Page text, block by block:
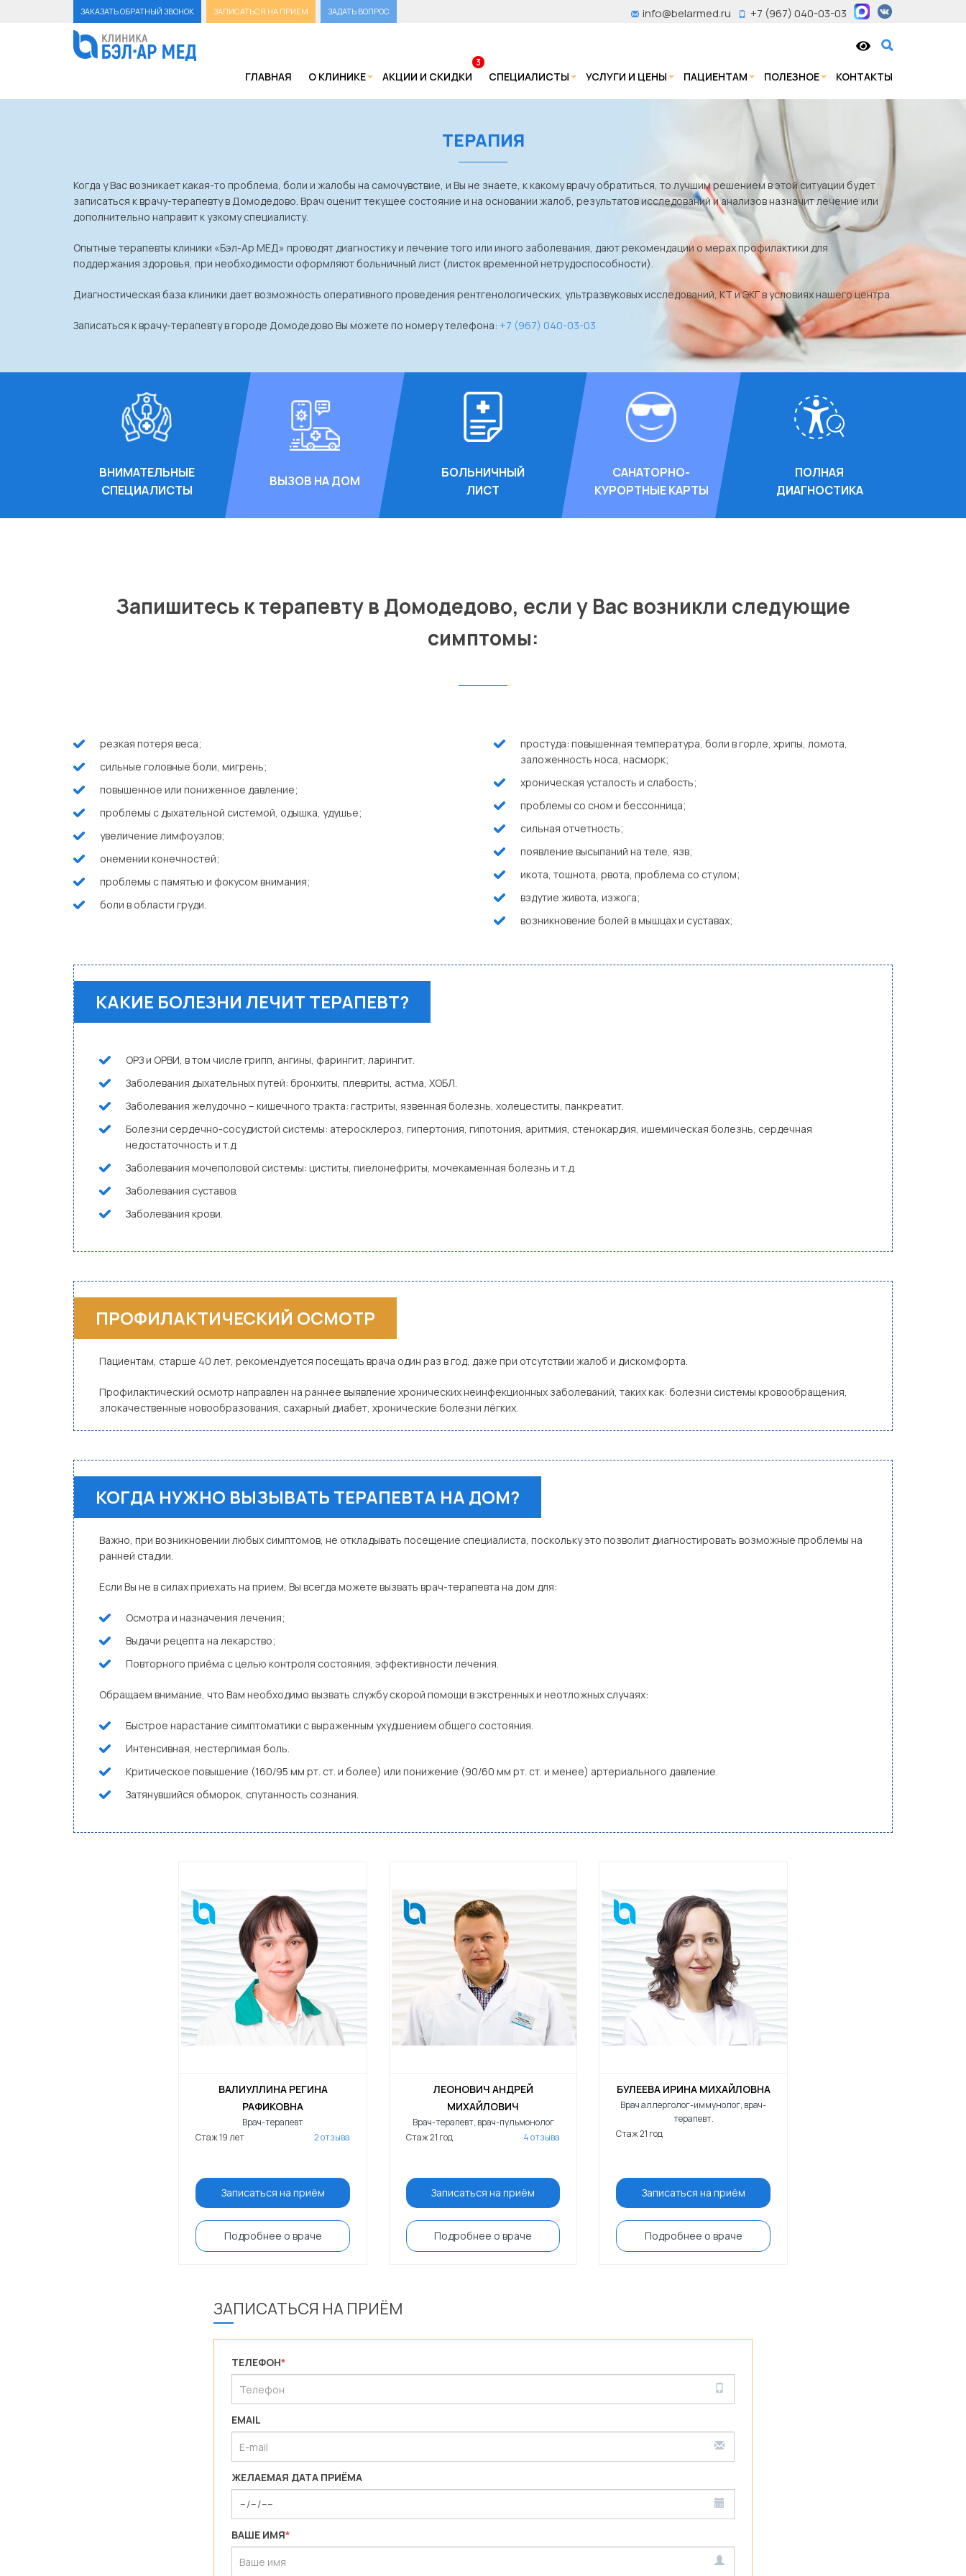
ЗАКАЗАТЬ ОБРАТНЫЙ ЗВОНОК ЗАПИСАТЬСЯ НА ПРИЕМ ЗАДАТЬ ВОПРОС +7 (967) 040-03-03
info@belarmed.ru
ГЛАВНАЯ О КЛИНИКЕ АКЦИИ И СКИДКИ
3
СПЕЦИАЛИСТЫ УСЛУГИ И ЦЕНЫ ПАЦИЕНТАМ ПОЛЕЗНОЕ КОНТАКТЫ
ТЕРАПИЯ
Когда у Вас возникает какая-то проблема, боли и жалобы на самочувствие, и Вы не знаете, к какому врачу обратиться, то лучшим решением в этой ситуации будет
записаться к врачу-терапевту в Домодедово. Врач оценит текущее состояние и на основании жалоб, результатов исследований и анализов назначит лечение или
дополнительно направит к узкому специалисту.
Опытные терапевты клиники «Бэл-Ар МЕД» проводят диагностику и лечение того или иного заболевания, дают рекомендации о мерах профилактики для
поддержания здоровья, при необходимости оформляют больничный лист (листок временной нетрудоспособности).
Диагностическая база клиники дает возможность оперативного проведения рентгенологических, ультразвуковых исследований, КТ и ЭКГ в условиях нашего центра.
Записаться к врачу-терапевту в городе Домодедово Вы можете по номеру телефона: +7 (967) 040-03-03
ВНИМАТЕЛЬНЫЕ
СПЕЦИАЛИСТЫ
ВЫЗОВ НА ДОМ
БОЛЬНИЧНЫЙ
ЛИСТ
САНАТОРНО-
КУРОРТНЫЕ КАРТЫ
ПОЛНАЯ
ДИАГНОСТИКА
Запишитесь к терапевту в Домодедово, если у Вас возникли следующие
симптомы:
резкая потеря веса;
сильные головные боли, мигрень;
повышенное или пониженное давление;
проблемы с дыхательной системой, одышка, удушье;
увеличение лимфоузлов;
онемении конечностей;
проблемы с памятью и фокусом внимания;
боли в области груди.
простуда: повышенная температура, боли в горле, хрипы, ломота,
заложенность носа, насморк;
хроническая усталость и слабость;
проблемы со сном и бессонница;
сильная отчетность;
появление высыпаний на теле, язв;
икота, тошнота, рвота, проблема со стулом;
вздутие живота, изжога;
возникновение болей в мышцах и суставах;
КАКИЕ БОЛЕЗНИ ЛЕЧИТ ТЕРАПЕВТ?
ОРЗ и ОРВИ, в том числе грипп, ангины, фарингит, ларингит.
Заболевания дыхательных путей: бронхиты, плевриты, астма, ХОБЛ.
Заболевания желудочно – кишечного тракта: гастриты, язвенная болезнь, холецеститы, панкреатит.
Болезни сердечно-сосудистой системы: атеросклероз, гипертония, гипотония, аритмия, стенокардия, ишемическая болезнь, сердечная
недостаточность и т.д.
Заболевания мочеполовой системы: циститы, пиелонефриты, мочекаменная болезнь и т.д.
Заболевания суставов.
Заболевания крови.
ПРОФИЛАКТИЧЕСКИЙ ОСМОТР
Пациентам, старше 40 лет, рекомендуется посещать врача один раз в год, даже при отсутствии жалоб и дискомфорта.
Профилактический осмотр направлен на раннее выявление хронических неинфекционных заболеваний, таких как: болезни системы кровообращения,
злокачественные новообразования, сахарный диабет, хронические болезни лёгких.
КОГДА НУЖНО ВЫЗЫВАТЬ ТЕРАПЕВТА НА ДОМ?
Важно, при возникновении любых симптомов, не откладывать посещение специалиста, поскольку это позволит диагностировать возможные проблемы на
ранней стадии.
Если Вы не в силах приехать на прием, Вы всегда можете вызвать врач-терапевта на дом для:
Осмотра и назначения лечения;
Выдачи рецепта на лекарство;
Повторного приёма с целью контроля состояния, эффективности лечения.
Обращаем внимание, что Вам необходимо вызвать службу скорой помощи в экстренных и неотложных случаях:
Быстрое нарастание симптоматики с выраженным ухудшением общего состояния.
Интенсивная, нестерпимая боль.
Критическое повышение (160/95 мм рт. ст. и более) или понижение (90/60 мм рт. ст. и менее) артериального давление.
Затянувшийся обморок, спутанность сознания.
ВАЛИУЛЛИНА РЕГИНА
РАФИКОВНА
Врач-терапевт
Стаж 19 лет
2 отзыва
Записаться на приём
Подробнее о враче
ЛЕОНОВИЧ АНДРЕЙ
МИХАЙЛОВИЧ
Врач-терапевт, врач-пульмонолог
Стаж 21 год
4 отзыва
Записаться на приём
Подробнее о враче
БУЛЕЕВА ИРИНА МИХАЙЛОВНА
Врач аллерголог-иммунолог, врач-
терапевт.
Стаж 21 год
Записаться на приём
Подробнее о враче
ЗАПИСАТЬСЯ НА ПРИЁМ
ТЕЛЕФОН*
EMAIL
ЖЕЛАЕМАЯ ДАТА ПРИЁМА
ВАШЕ ИМЯ*